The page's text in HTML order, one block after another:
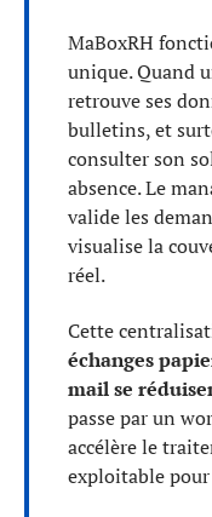
MaBoxRH
unique. Quand
retrouve ses
bulletins, et
consulter son
absence. Le
valide les
visualise la
réel.
Cette
échanges
mail se
passe par un
accélère le
exploitable